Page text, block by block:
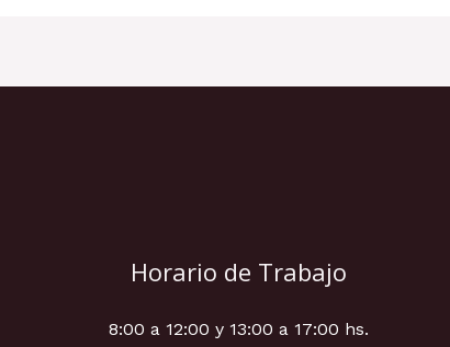
Horario de Trabajo
8:00 a 12:00 y 13:00 a 17:00 hs.